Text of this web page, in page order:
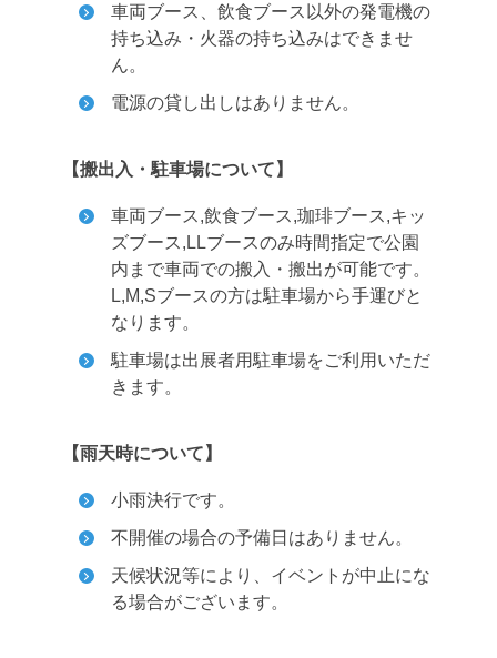
車両ブース、飲食ブース以外の発電機の
持ち込み・火器の持ち込みはできませ
ん。
電源の貸し出しはありません。
【搬出入・駐車場について】
車両ブース,飲食ブース,珈琲ブース,キッ
ズブース,LLブースのみ時間指定で公園
内まで車両での搬入・搬出が可能です。
L,M,Sブースの方は駐車場から手運びと
なります。
駐車場は出展者用駐車場をご利用いただ
きます。
【雨天時について】
小雨決行です。
不開催の場合の予備日はありません。
天候状況等により、イベントが中止にな
る場合がございます。